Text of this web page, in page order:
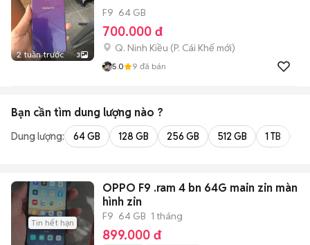
2 tuần trước 3
F9 64 GB
700.000 đ
Q. Ninh Kiều (P. Cái Khế mới)
5.0 9 đã bán
Bạn cần tìm dung lượng nào ?
Dung lượng: 64 GB 128 GB 256 GB 512 GB 1 TB
Tin hết hạn
OPPO F9 .ram 4 bn 64G main zin màn
hình zin
F9 64 GB 1 tháng
899.000 đ